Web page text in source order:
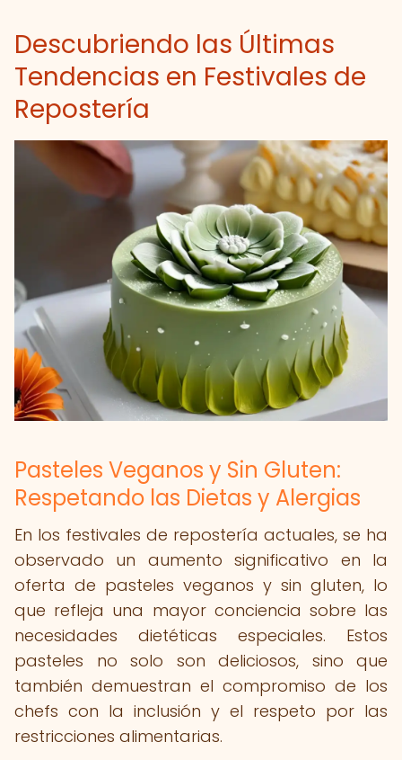
Descubriendo las Últimas
Tendencias en Festivales de
Repostería
Pasteles Veganos y Sin Gluten:
Respetando las Dietas y Alergias
En los festivales de repostería actuales, se ha
observado un aumento significativo en la
oferta de pasteles veganos y sin gluten, lo
que refleja una mayor conciencia sobre las
necesidades dietéticas especiales. Estos
pasteles no solo son deliciosos, sino que
también demuestran el compromiso de los
chefs con la inclusión y el respeto por las
restricciones alimentarias.